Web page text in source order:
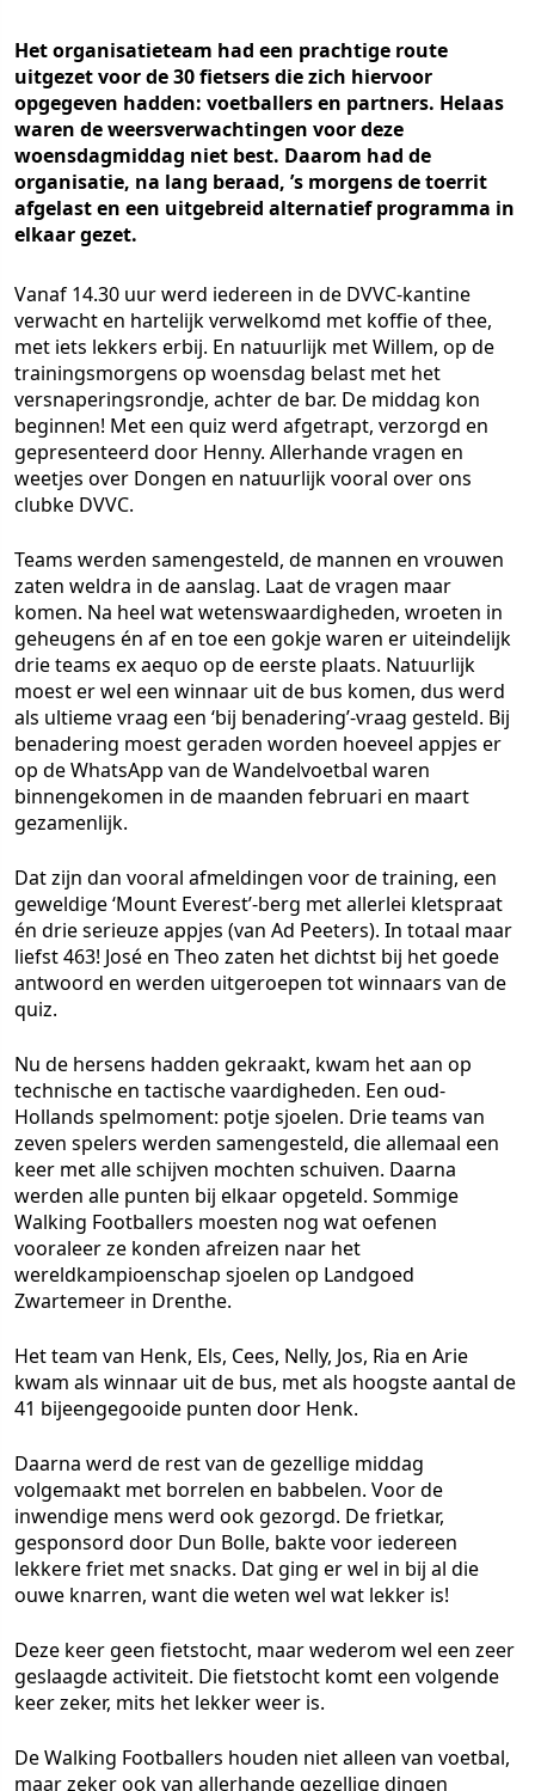
Het organisatieteam had een prachtige route
uitgezet voor de 30 fietsers die zich hiervoor
opgegeven hadden: voetballers en partners. Helaas
waren de weersverwachtingen voor deze
woensdagmiddag niet best. Daarom had de
organisatie, na lang beraad, ’s morgens de toerrit
afgelast en een uitgebreid alternatief programma in
elkaar gezet.
Vanaf 14.30 uur werd iedereen in de DVVC-kantine
verwacht en hartelijk verwelkomd met koffie of thee,
met iets lekkers erbij. En natuurlijk met Willem, op de
trainingsmorgens op woensdag belast met het
versnaperingsrondje, achter de bar. De middag kon
beginnen! Met een quiz werd afgetrapt, verzorgd en
gepresenteerd door Henny. Allerhande vragen en
weetjes over Dongen en natuurlijk vooral over ons
clubke DVVC.
Teams werden samengesteld, de mannen en vrouwen
zaten weldra in de aanslag. Laat de vragen maar
komen. Na heel wat wetenswaardigheden, wroeten in
geheugens én af en toe een gokje waren er uiteindelijk
drie teams ex aequo op de eerste plaats. Natuurlijk
moest er wel een winnaar uit de bus komen, dus werd
als ultieme vraag een ‘bij benadering’-vraag gesteld. Bij
benadering moest geraden worden hoeveel appjes er
op de WhatsApp van de Wandelvoetbal waren
binnengekomen in de maanden februari en maart
gezamenlijk.
Dat zijn dan vooral afmeldingen voor de training, een
geweldige ‘Mount Everest’-berg met allerlei kletspraat
én drie serieuze appjes (van Ad Peeters). In totaal maar
liefst 463! José en Theo zaten het dichtst bij het goede
antwoord en werden uitgeroepen tot winnaars van de
quiz.
Nu de hersens hadden gekraakt, kwam het aan op
technische en tactische vaardigheden. Een oud-
Hollands spelmoment: potje sjoelen. Drie teams van
zeven spelers werden samengesteld, die allemaal een
keer met alle schijven mochten schuiven. Daarna
werden alle punten bij elkaar opgeteld. Sommige
Walking Footballers moesten nog wat oefenen
vooraleer ze konden afreizen naar het
wereldkampioenschap sjoelen op Landgoed
Zwartemeer in Drenthe.
Het team van Henk, Els, Cees, Nelly, Jos, Ria en Arie
kwam als winnaar uit de bus, met als hoogste aantal de
41 bijeengegooide punten door Henk.
Daarna werd de rest van de gezellige middag
volgemaakt met borrelen en babbelen. Voor de
inwendige mens werd ook gezorgd. De frietkar,
gesponsord door Dun Bolle, bakte voor iedereen
lekkere friet met snacks. Dat ging er wel in bij al die
ouwe knarren, want die weten wel wat lekker is!
Deze keer geen fietstocht, maar wederom wel een zeer
geslaagde activiteit. Die fietstocht komt een volgende
keer zeker, mits het lekker weer is.
De Walking Footballers houden niet alleen van voetbal,
maar zeker ook van allerhande gezellige dingen